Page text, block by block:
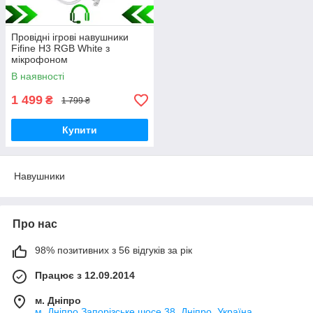
Провідні ігрові навушники
Fifine H3 RGB White з
мікрофоном
В наявності
1 499 ₴ 1 799 ₴
Купити
Навушники
Про нас
98% позитивних з 56 відгуків за рік
Працює з 12.09.2014
м. Дніпро